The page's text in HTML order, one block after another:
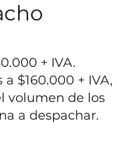
+ IVA.
$160.000 + IVA,
volumen de los
a despachar.